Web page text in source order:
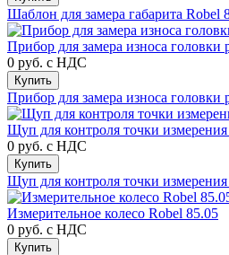
Шаблон для замера габарита Robel
Прибор для замера износа головки
0 руб. с НДС
Купить
Прибор для замера износа головки
Щуп для контроля точки
0 руб. с НДС
Купить
Щуп для контроля точки
Измерительное колесо Robel 85.05
0 руб. с НДС
Купить